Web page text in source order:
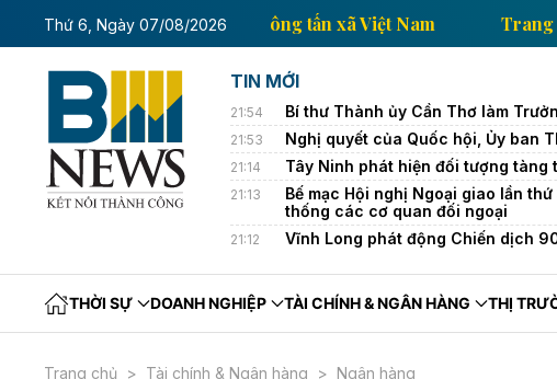
Thứ 6, Ngày 07/08/2026
Trang thông tin kinh tế của Thông tấn xã Việt Nam
TIN MỚI
21:54 Bí thư Thành ủy Cần Thơ làm
21:53 Nghị quyết của Quốc hội, Ủy ban
21:14 Tây Ninh phát hiện đối tượng
21:13
Bế mạc Hội nghị Ngoại giao lần
thống các cơ quan đối ngoại
21:12 Vĩnh Long phát động Chiến dịch
THỜI SỰ DOANH NGHIỆP TÀI CHÍNH & NGÂN HÀNG THỊ
Trang chủ Tài chính & Ngân hàng Ngân hàng